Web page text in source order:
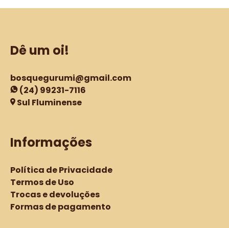
Dê um oi!
bosquegurumi@gmail.com
(24) 99231-7116
Sul Fluminense
Informações
Política de Privacidade
Termos de Uso
Trocas e devoluções
Formas de pagamento